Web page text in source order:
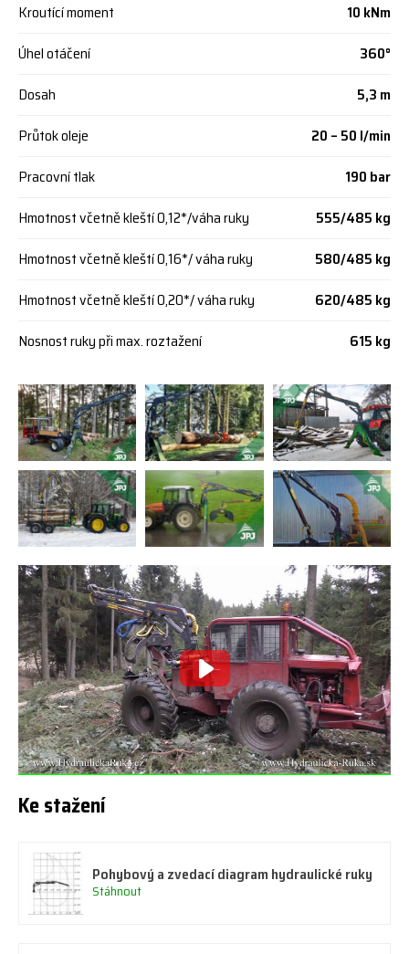
Kroutící moment
10 kNm
Úhel otáčení
360°
Dosah
5,3 m
Průtok oleje
20 – 50 l/min
Pracovní tlak
190 bar
Hmotnost včetně kleští 0,12*/váha ruky
555/485 kg
Hmotnost včetně kleští 0,16*/ váha ruky
580/485 kg
Hmotnost včetně kleští 0,20*/ váha ruky
620/485 kg
Nosnost ruky při max. roztažení
615 kg
Ke stažení
Pohybový a zvedací diagram hydraulické ruky
Stáhnout